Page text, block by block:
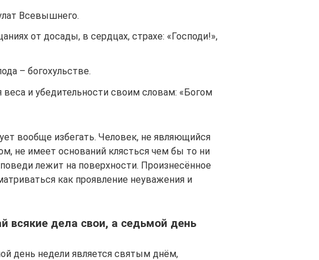
Всевышнего.
от досады, в сердцах, страхе: «Господи!»,
– богохульстве.
веса и убедительности своим словам: «Богом
вообще избегать. Человек, не являющийся
не имеет оснований клясться чем бы то ни
лежит на поверхности. Произнесённое
как проявление неуважения и
всякие дела свои, а седьмой день
день недели является святым днём,